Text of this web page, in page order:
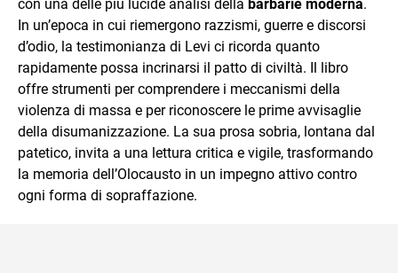
con una delle più lucide analisi della barbarie moderna.
In un’epoca in cui riemergono razzismi, guerre e discorsi
d’odio, la testimonianza di Levi ci ricorda quanto
rapidamente possa incrinarsi il patto di civiltà. Il libro
offre strumenti per comprendere i meccanismi della
violenza di massa e per riconoscere le prime avvisaglie
della disumanizzazione. La sua prosa sobria, lontana dal
patetico, invita a una lettura critica e vigile, trasformando
la memoria dell’Olocausto in un impegno attivo contro
ogni forma di sopraffazione.